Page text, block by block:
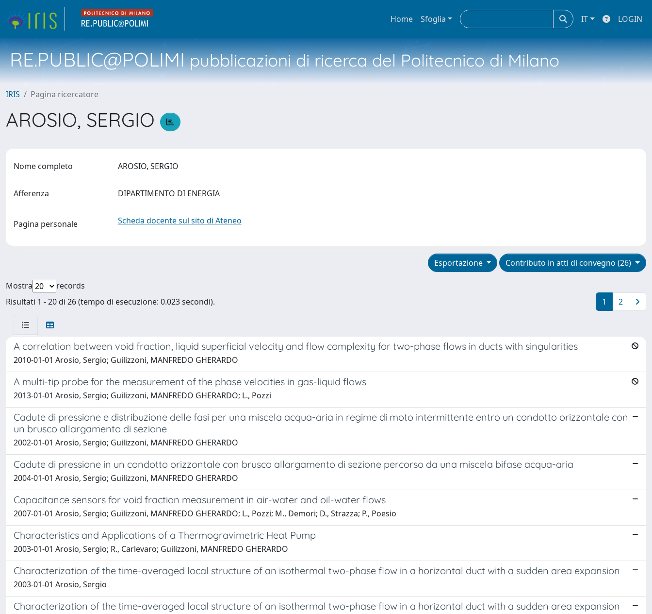
Home Sfoglia IT LOGIN
RE.PUBLIC@POLIMIpubblicazioni di ricerca del Politecnico di Milano
IRIS Pagina ricercatore
AROSIO, SERGIO
Nome completo AROSIO, SERGIO
Afferenza DIPARTIMENTO DI ENERGIA
Pagina personale Scheda docente sul sito di Ateneo
Contributo in atti di convegno (26)
Esportazione
Mostra
records
Risultati 1 - 20 di 26 (tempo di esecuzione: 0.023 secondi).
1 2
A correlation between void fraction, liquid superficial velocity and flow complexity for two-phase flows in ducts with singularities
2010-01-01 Arosio, Sergio; Guilizzoni, MANFREDO GHERARDO
A multi-tip probe for the measurement of the phase velocities in gas-liquid flows
2013-01-01 Arosio, Sergio; Guilizzoni, MANFREDO GHERARDO; L., Pozzi
Cadute di pressione e distribuzione delle fasi per una miscela acqua-aria in regime di moto intermittente entro un condotto orizzontale con
un brusco allargamento di sezione
2002-01-01 Arosio, Sergio; Guilizzoni, MANFREDO GHERARDO
Cadute di pressione in un condotto orizzontale con brusco allargamento di sezione percorso da una miscela bifase acqua-aria
2004-01-01 Arosio, Sergio; Guilizzoni, MANFREDO GHERARDO
Capacitance sensors for void fraction measurement in air-water and oil-water flows
2007-01-01 Arosio, Sergio; Guilizzoni, MANFREDO GHERARDO; L., Pozzi; M., Demori; D., Strazza; P., Poesio
Characteristics and Applications of a Thermogravimetric Heat Pump
2003-01-01 Arosio, Sergio; R., Carlevaro; Guilizzoni, MANFREDO GHERARDO
Characterization of the time-averaged local structure of an isothermal two-phase flow in a horizontal duct with a sudden area expansion
2003-01-01 Arosio, Sergio
Characterization of the time-averaged local structure of an isothermal two-phase flow in a horizontal duct with a sudden area expansion